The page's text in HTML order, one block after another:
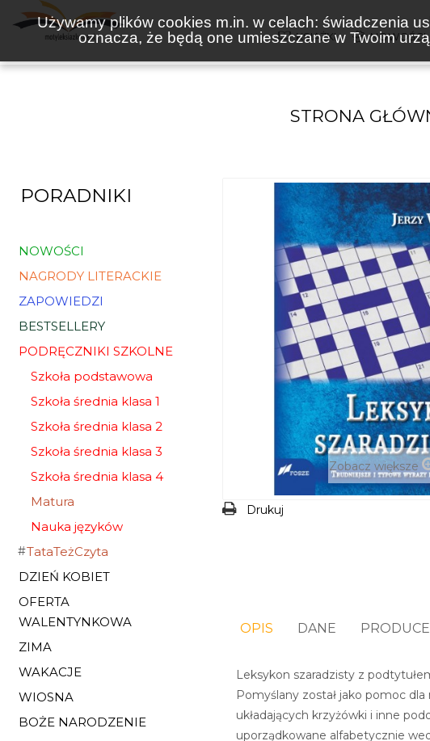
Używamy plików cookies m.in. w celach: świadczenia
oznacza, że będą one umieszczane w Twoim
KSIĄŻKI NOWOŚCI
STRONA
PORADNIKI
NOWOŚCI
NAGRODY LITERACKIE
ZAPOWIEDZI
BESTSELLERY
PODRĘCZNIKI SZKOLNE
Szkoła podstawowa
Szkoła średnia klasa 1
Szkoła średnia klasa 2
Szkoła średnia klasa 3
Szkoła średnia klasa 4
Matura
Nauka języków
TataTeżCzyta
DZIEŃ KOBIET
OFERTA
WALENTYNKOWA
ZIMA
WAKACJE
WIOSNA
BOŻE NARODZENIE
Zobacz większe
Drukuj
OPIS DANE
Leksykon szaradzisty z
Pomyślany został jako pomoc
układających krzyżówki i inne
uporządkowane alfabetycznie